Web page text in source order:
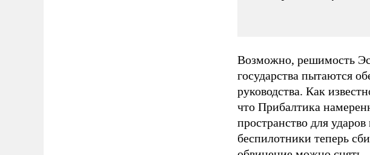
Возможно, решимость
государства пытаются
руководства. Как
что Прибалтика
пространство для
беспилотники теперь